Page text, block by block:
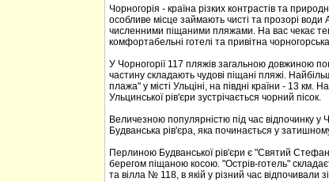
Чорногорія - країна різких контрастів та
особливе місце займають чисті та прозорі води
численними піщаними пляжами. На вас чекає
комфортабельні готелі та привітна
У Чорногорії 117 пляжів загальною довжиною
частину складають чудові піщані пляжі.
плажа" у місті Ульціні, на півдні країни - 13 км.
Ульцинської рів'єри зустрічається чорний пісок.
Величезною популярністю під час відпочинку у
Будванська рів'єра, яка починається у
Перлиною Будванської рів'єри є "Святий
берегом піщаною косою. "Острів-готель"
та вілла № 118, в якій у різний час відпочивали